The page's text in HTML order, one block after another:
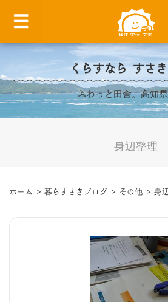
くらすなら すさき
ふわっと田舎。高知
身辺整理
ホーム > 暮らすさきブログ > その他 > 身